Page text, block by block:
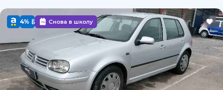
4% Снова в школу